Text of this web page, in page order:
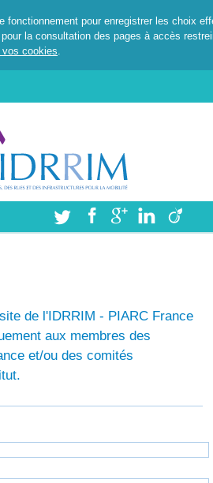
fonctionnement pour enregistrer les choix
la consultation des pages à accès
vos cookies
de l'IDRRIM - PIARC France
aux membres des
et/ou des comités